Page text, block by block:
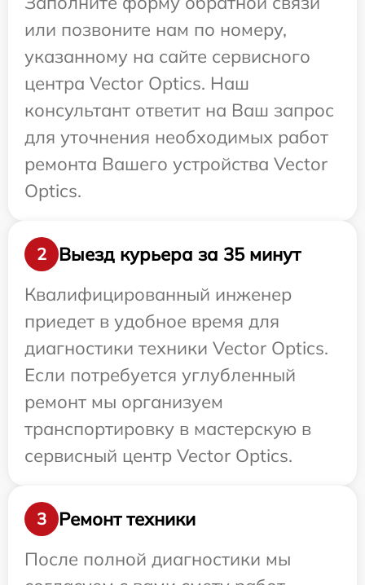
или позвоните нам по номеру,
указанному на сайте сервисного
центра Vector Optics. Наш
консультант ответит на Ваш запрос
для уточнения необходимых работ
ремонта Вашего устройства Vector
Optics.
2
Выезд курьера за 35 минут
Квалифицированный инженер
приедет в удобное время для
диагностики техники Vector Optics.
Если потребуется углубленный
ремонт мы организуем
транспортировку в мастерскую в
сервисный центр Vector Optics.
3
Ремонт техники
После полной диагностики мы